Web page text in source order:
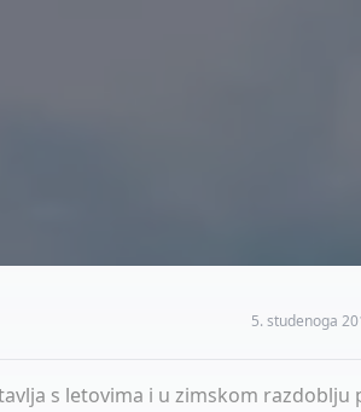
5. studenoga
s letovima i u zimskom